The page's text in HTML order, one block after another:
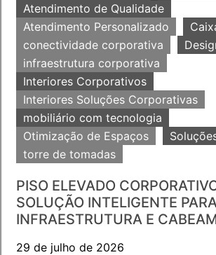
Atendimento de Qualidade
Atendimento Personalizado
conectividade corporativa
infraestrutura corporativa
Interiores Corporativos
Interiores Soluções Corporativas
mobiliário com tecnologia
Otimização de Espaços
torre de tomadas
PISO ELEVADO
SOLUÇÃO INTELIGENTE PARA
INFRAESTRUTURA E
29 de julho de 2026